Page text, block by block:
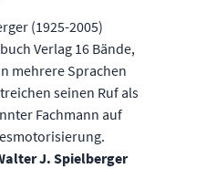
(1925-2005)
Verlag 16 Bände,
mehrere Sprachen
seinen Ruf als
Fachmann auf
J. Spielberger